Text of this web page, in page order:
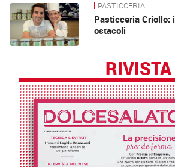
News PASTICCERIA
Pasticceria Criollo:
ostacoli
RIVISTA